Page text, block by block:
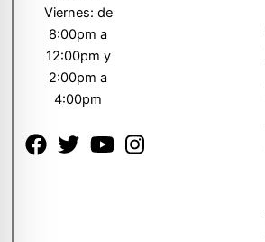
Viernes: de
8:00pm a
12:00pm y
2:00pm a
4:00pm